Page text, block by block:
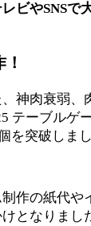
ビやSNS
神肉衰弱
テーブル
を突破しまし
作の紙代
となりまし